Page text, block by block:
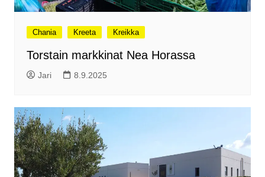
Chania Kreeta Kreikka
Torstain markkinat Nea Horassa
Jari 8.9.2025